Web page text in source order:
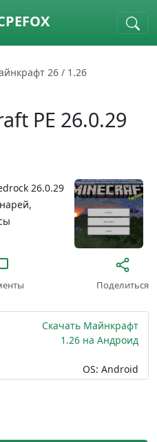
26 / 1.26
PE 26.0.29
26.0.29
Поделиться
Скачать Майнкрафт
1.26 на Андроид
OS: Android